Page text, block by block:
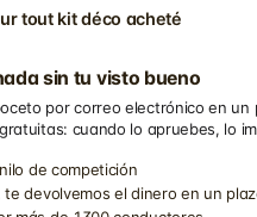
tout kit déco acheté
sin tu visto bueno
por correo electrónico en un
cuando lo apruebes, lo
de competición
devolvemos el dinero en un